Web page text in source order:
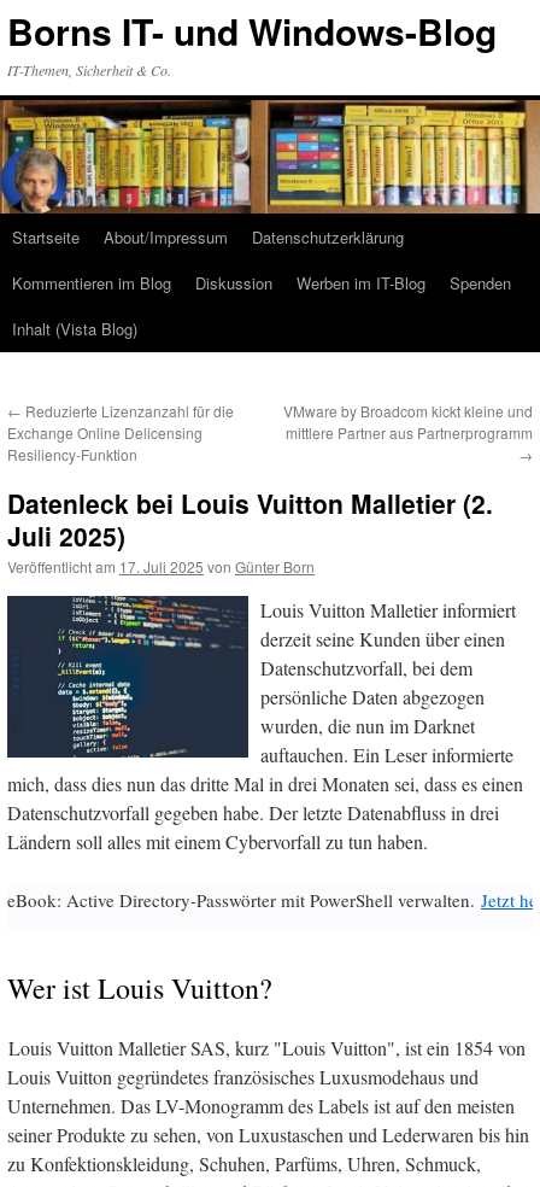
Inhalt
Borns IT- und Windows-Blog
IT-Themen, Sicherheit & Co.
Startseite About/Impressum
Datenschutzerklärung
Kommentieren im Blog
Diskussion Werben im IT-Blog
Spenden
Inhalt (Vista Blog)
← Reduzierte Lizenzanzahl für die
Exchange Online Delicensing
Resiliency-Funktion
VMware by Broadcom kickt kleine und
mittlere Partner aus Partnerprogramm
→
Datenleck bei Louis Vuitton Malletier (2.
Juli 2025)
Veröffentlicht am 17. Juli 2025 von Günter Born
Louis Vuitton Malletier informiert
derzeit seine Kunden über einen
Datenschutzvorfall, bei dem
persönliche Daten abgezogen
wurden, die nun im Darknet
auftauchen. Ein Leser informierte
mich, dass dies nun das dritte Mal in drei Monaten sei, dass es einen
Datenschutzvorfall gegeben habe. Der letzte Datenabfluss in drei
Ländern soll alles mit einem Cybervorfall zu tun haben.
eBook: Active Directory-Passwörter mit PowerShell verwalten. Jetzt
Wer ist Louis Vuitton?
Louis Vuitton Malletier SAS, kurz "Louis Vuitton", ist ein 1854 von
Louis Vuitton gegründetes französisches Luxusmodehaus und
Unternehmen. Das LV-Monogramm des Labels ist auf den meisten
seiner Produkte zu sehen, von Luxustaschen und Lederwaren bis hin
zu Konfektionskleidung, Schuhen, Parfüms, Uhren, Schmuck,